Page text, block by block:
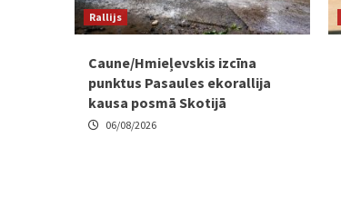
Rallijs
Caune/Hmieļevskis izcīna
punktus Pasaules ekorallija
kausa posmā Skotijā
06/08/2026